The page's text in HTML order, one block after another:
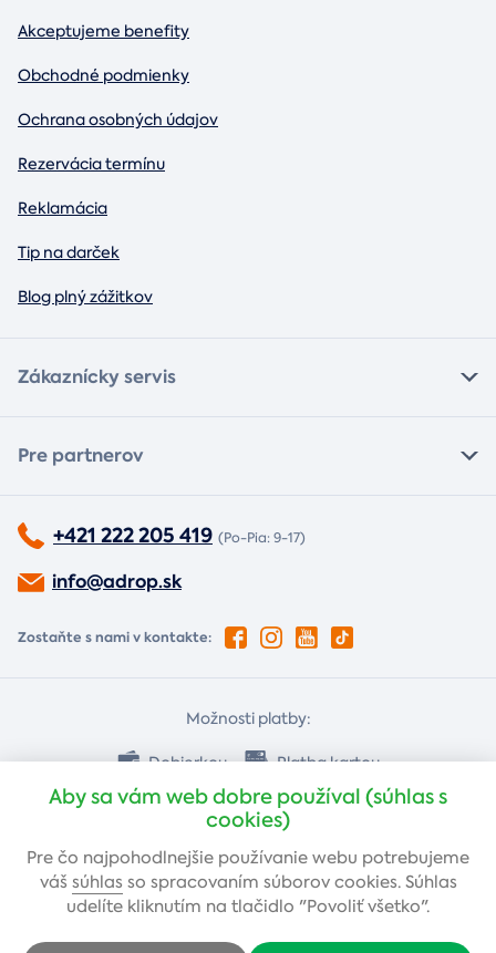
Akceptujeme benefity
Obchodné podmienky
Ochrana osobných údajov
Rezervácia termínu
Reklamácia
Tip na darček
Blog plný zážitkov
Zákaznícky servis
Pre partnerov
+421 222 205 419 (Po-Pia: 9-17)
info@adrop.sk
Zostaňte s nami v kontakte:
Možnosti platby:
Dobierkou Platba kartou
Bankovým prevodom
Aby sa vám web dobre používal (súhlas s
cookies)
Pre čo najpohodlnejšie používanie webu potrebujeme
váš súhlas so spracovaním súborov cookies. Súhlas
udelíte kliknutím na tlačidlo "Povoliť všetko".